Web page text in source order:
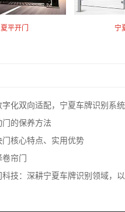
平开门 宁
双向适配，宁夏车牌识别系统驶入本土化深耕新阶段
门的保养方法
门核心特点、实用优势
帘门
深耕宁夏车牌识别领域，以科技赋能智慧安防新生态